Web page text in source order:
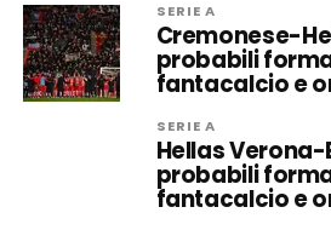
SERIE A
Cremonese-
probabili
fantacalcio e
SERIE A
Hellas
probabili
fantacalcio e